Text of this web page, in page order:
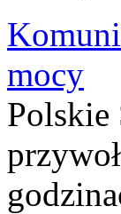
mocy
Polskie